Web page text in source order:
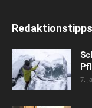
Redaktionstipps
7.